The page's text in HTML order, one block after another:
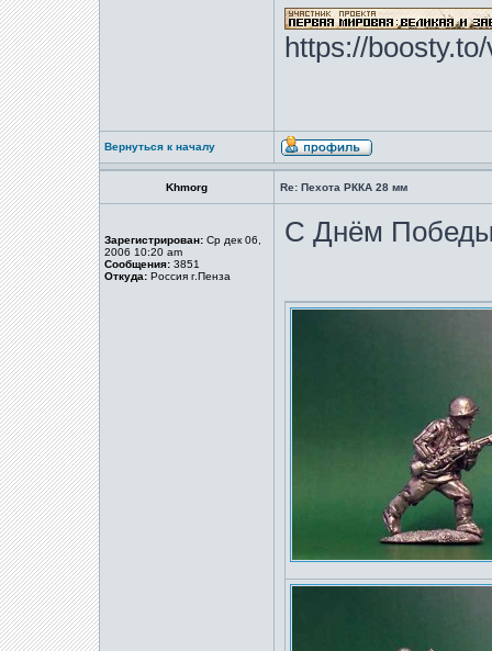
https://
Вернуться к началу
Khmorg Re: Пехота РККА 28 мм
Зарегистрирован: Ср дек 06,
2006 10:20 am
Сообщения: 3851
Откуда: Россия г.Пенза
С Днём